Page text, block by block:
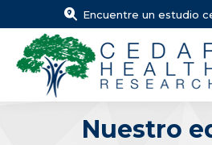
Encuentre un estudio
Nuestro
Estás